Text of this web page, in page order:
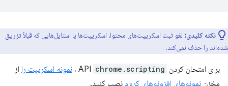
نکته کلیدی: لغو ثبت اسکریپت‌های محتوا، اسکریپت‌ها یا استایل‌هایی که قبلاً تزریق
شده‌اند را حذف نمی‌کند.
برای امتحان کردن API chrome.scripting ، نمونه اسکریپت را از
مخزن نمونه‌های افزونه‌های کروم نصب کنید.